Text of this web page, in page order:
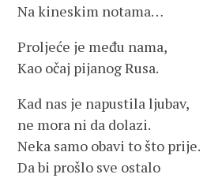
Na kineskim notama…
Proljeće je među nama,
Kao očaj pijanog Rusa.
Kad nas je napustila ljubav,
ne mora ni da dolazi.
Neka samo obavi to što prije.
Da bi prošlo sve ostalo